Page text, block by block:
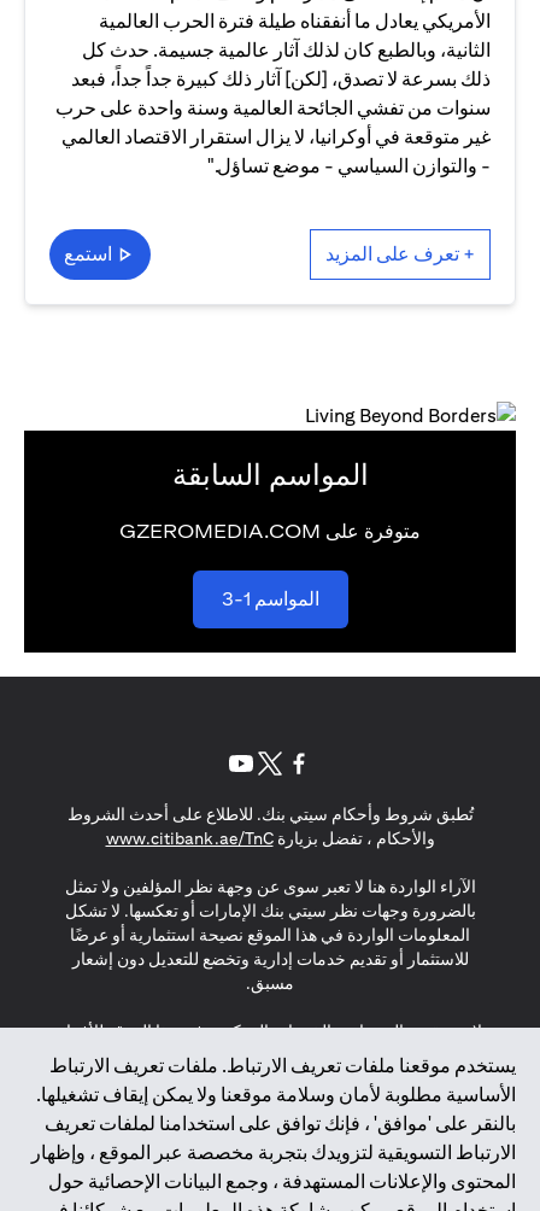
الأمريكي يعادل ما أنفقناه طيلة فترة الحرب العالمية
الثانية، وبالطبع كان لذلك آثار عالمية جسيمة. حدث كل
ذلك بسرعة لا تصدق، [لكن] آثار ذلك كبيرة جداً جداً، فبعد
سنوات من تفشي الجائحة العالمية وسنة واحدة على حرب
غير متوقعة في أوكرانيا، لا يزال استقرار الاقتصاد العالمي
- والتوازن السياسي - موضع تساؤل."
+ تعرف على المزيد استمع
المواسم السابقة
متوفرة على GZEROMEDIA.COM
المواسم 1-3
يستخدم موقعنا ملفات تعريف الارتباط. ملفات تعريف الارتباط
الأساسية مطلوبة لأمان وسلامة موقعنا ولا يمكن إيقاف تشغيلها.
بالنقر على 'موافق' ، فإنك توافق على استخدامنا لملفات تعريف
الارتباط التسويقية لتزويدك بتجربة مخصصة عبر الموقع ، وإظهار
المحتوى والإعلانات المستهدفة ، وجمع البيانات الإحصائية حول
تُطبق شروط وأحكام سيتي بنك. للاطلاع على أحدث الشروط
والأحكام ، تفضل بزيارةwww.citibank.ae/TnC
in a new tab
الآراء الواردة هنا لا تعبر سوى عن وجهة نظر المؤلفين ولا تمثل
بالضرورة وجهات نظر سيتي بنك الإمارات أو تعكسها. لا تشكل
المعلومات الواردة في هذا الموقع نصيحة استثمارية أو عرضًا
للاستثمار أو تقديم خدمات إدارية وتخضع للتعديل دون إشعار
مسبق.
لا يتم تقديم المنتجات والخدمات المذكورة في هذا الموقع للأفراد
المقيمين في الاتحاد الأوروبي أو المنطقة الاقتصادية الأوروبية أو
سويسرا أو غيرنسي أو جيرسي أو موناكو أو سان مارينو أو
الفاتيكان أو جزيرة مان أو المملكة المتحدة أو خصوصية البيانات
(لائحة حماية البيانات العامة \ قانون حماية البيانات الشخصية
العامة \ قانون خصوصية نيوزيلندا). المحتوى الموجود في هذه
الصفحة ليس ولا ينبغي تفسيره على أنه عرض أو دعوة أو دعوة
لشراء أو بيع أي من المنتجات والخدمات المذكورة هنا لمثل هؤلاء